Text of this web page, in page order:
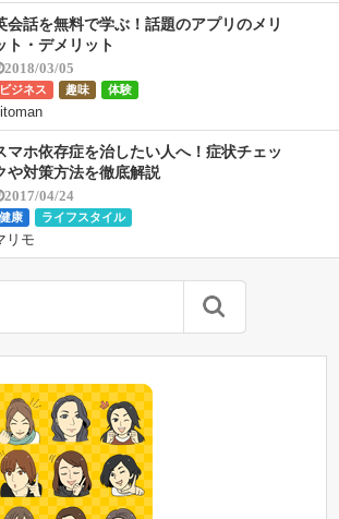
会話を無料で学ぶ！話題のアプリのメリ
ト・デメリット
2018/03/05
ビジネス 趣味 体験
マホ依存症を治したい人へ！症状チェッ
や対策方法を徹底解説
2017/04/24
健康 ライフスタイル
リモ